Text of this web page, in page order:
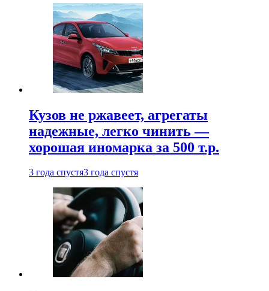
Кузов не ржавеет, агрегаты
надежные, легко чинить —
хорошая иномарка за 500 т.р.
3 года спустя3 года спустя